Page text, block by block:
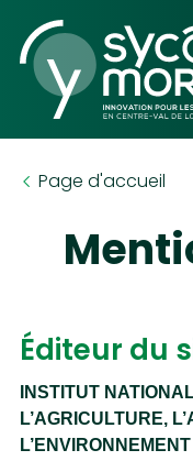
Mots-clés
Page d'accueil
Éditeur du
INSTITUT
L’AGRICULTURE,